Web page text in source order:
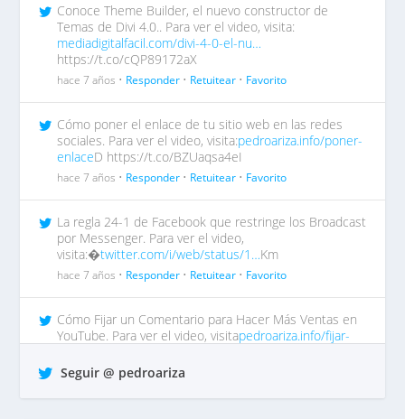
Conoce Theme Builder, el nuevo constructor de
Temas de Divi 4.0.. Para ver el video, visita:
mediadigitalfacil.com/divi-4-0-el-nu…
https://t.co/cQP89172aX
hace 7 años • Responder • Retuitear • Favorito
Cómo poner el enlace de tu sitio web en las redes
sociales. Para ver el video, visita:pedroariza.info/poner-
enlaceD https://t.co/BZUaqsa4eI
hace 7 años • Responder • Retuitear • Favorito
La regla 24-1 de Facebook que restringe los Broadcast
por Messenger. Para ver el video,
visita:�twitter.com/i/web/status/1…Km
hace 7 años • Responder • Retuitear • Favorito
Cómo Fijar un Comentario para Hacer Más Ventas en
YouTube. Para ver el video, visitapedroariza.info/fijar-
hace 7 años •Responder•
Seguir @ pedroariza